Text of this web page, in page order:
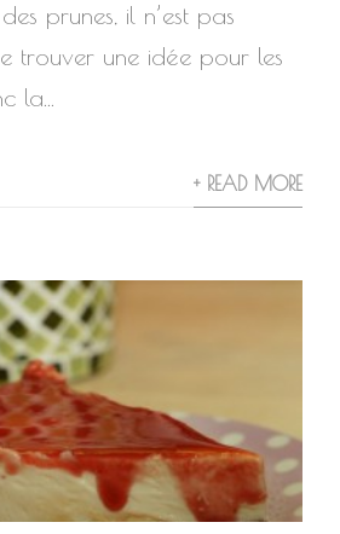
prunes, il n’est pas
trouver une idée pour les
la...
+ READ MORE